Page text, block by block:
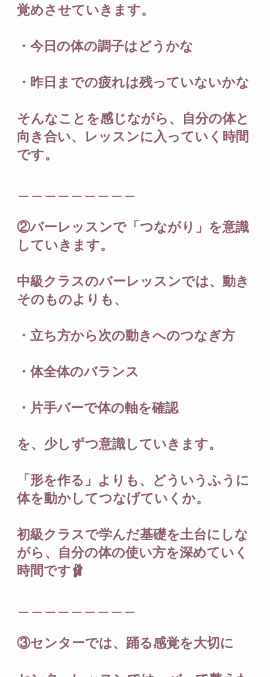
覚めさせていきます。
・今日の体の調子はどうかな
・昨日までの疲れは残っていないかな
そんなことを感じながら、自分の体と
向き合い、レッスンに入っていく時間
です。
②バーレッスンで「つながり」を意識
していきます。
中級クラスのバーレッスンでは、動き
そのものよりも、
・立ち方から次の動きへのつなぎ方
・体全体のバランス
・片手バーで体の軸を確認
を、少しずつ意識していきます。
「形を作る」よりも、どういうふうに
体を動かしてつなげていくか。
初級クラスで学んだ基礎を土台にしな
がら、自分の体の使い方を深めていく
時間です🩰
③センターでは、踊る感覚を大切に